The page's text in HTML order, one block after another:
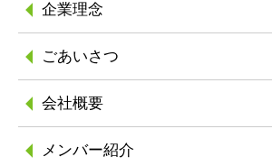
企業理念
ごあいさつ
会社概要
メンバー紹介